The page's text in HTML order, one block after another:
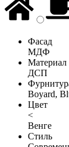
Фасад
МДФ
Материал
ДСП
Boyard,
Цвет
<
Венге
Стиль